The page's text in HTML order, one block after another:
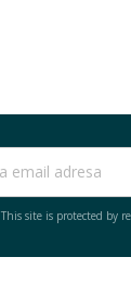
This site is protected by